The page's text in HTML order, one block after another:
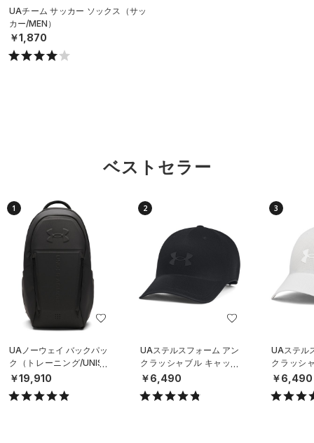
UAチーム サッカー ソックス（サッ
カー/MEN）
￥1,870
ベストセラー
1
UAノーウェイ バックパッ
ク（トレーニング/UNISE
X）
￥19,910
2
UAステルスフォーム アン
クラッシャブル キャップ
（ライフスタイル/UNISE
X）
￥6,490
3
UAステル
クラッシ
（ライフ
X）
￥6,490